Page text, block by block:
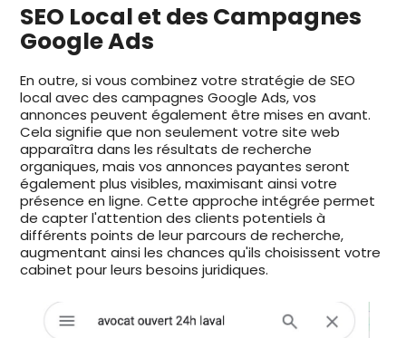
SEO Local et des Campagnes
Google Ads
En outre, si vous combinez votre stratégie de SEO
local avec des campagnes Google Ads, vos
annonces peuvent également être mises en avant.
Cela signifie que non seulement votre site web
apparaîtra dans les résultats de recherche
organiques, mais vos annonces payantes seront
également plus visibles, maximisant ainsi votre
présence en ligne. Cette approche intégrée permet
de capter l'attention des clients potentiels à
différents points de leur parcours de recherche,
augmentant ainsi les chances qu'ils choisissent votre
cabinet pour leurs besoins juridiques.